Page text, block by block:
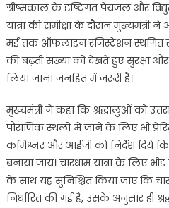
ग्रीष्मकाल के दृष्टिगत पेयजल और
यात्रा की समीक्षा के दौरान मुख्यमंत्री
मई तक ऑफलाइन रजिस्ट्रेशन स्थगित
की बढ़ती संख्या को देखते हुए सुरक्षा
लिया जाना जनहित में जरूरी है।
मुख्यमंत्री ने कहा कि श्रद्धालुओं को
पौराणिक स्थलों में जाने के लिए भी
कमिश्नर और आईजी को निर्देश दिये
बनाया जाय। चारधाम यात्रा के लिए
के साथ यह सुनिश्चित किया जाए कि
निर्धारित की गई है, उसके अनुसार ही